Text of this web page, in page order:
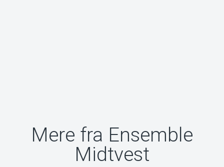
Mere fra Ensemble
Midtvest